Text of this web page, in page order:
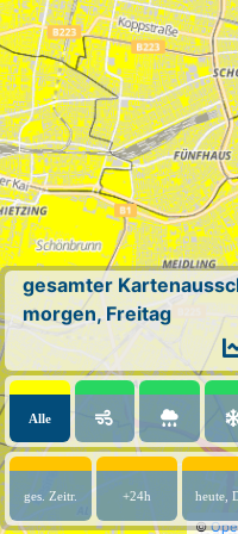
©
gesamter
morgen, Freitag
Alle
ges. Zeitr. +24h heute,